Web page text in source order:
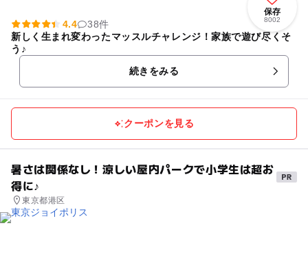
保存
8002
4.4
38件
新しく生まれ変わったマッスルチャレンジ！家族で遊び尽くそ
う♪
続きをみる
クーポンを見る
暑さは関係なし！涼しい屋内パークで小学生は超お
得に♪
東京都港区